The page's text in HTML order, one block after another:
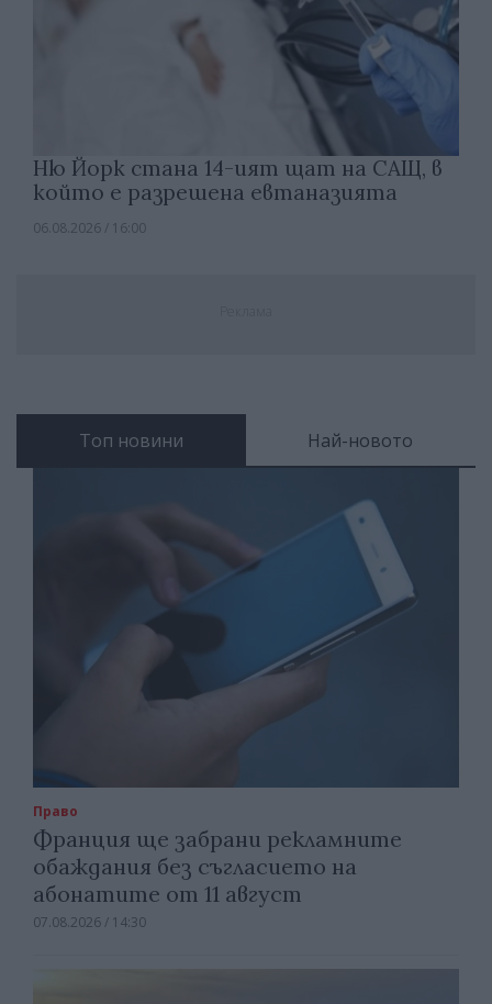
Ню Йорк стана 14-ият щат на САЩ, в
който е разрешена евтаназията
06.08.2026 / 16:00
Топ новини Най-новото
Право
Франция ще забрани рекламните
обаждания без съгласието на
абонатите от 11 август
07.08.2026 / 14:30